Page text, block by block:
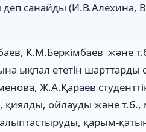
санайды (И.В.Алехина,
К.М.Беркімбаев жəне
ықпал ететін шарттарды
Ж.А.Қараев
қиялды, ойлауды жəне
қарым-